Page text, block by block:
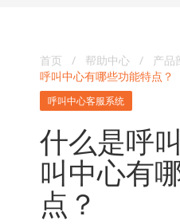
首页 / 帮助中心 / 产品
呼叫中心有哪些功能特点？
呼叫中心客服系统
什么是呼
叫中心有
点？